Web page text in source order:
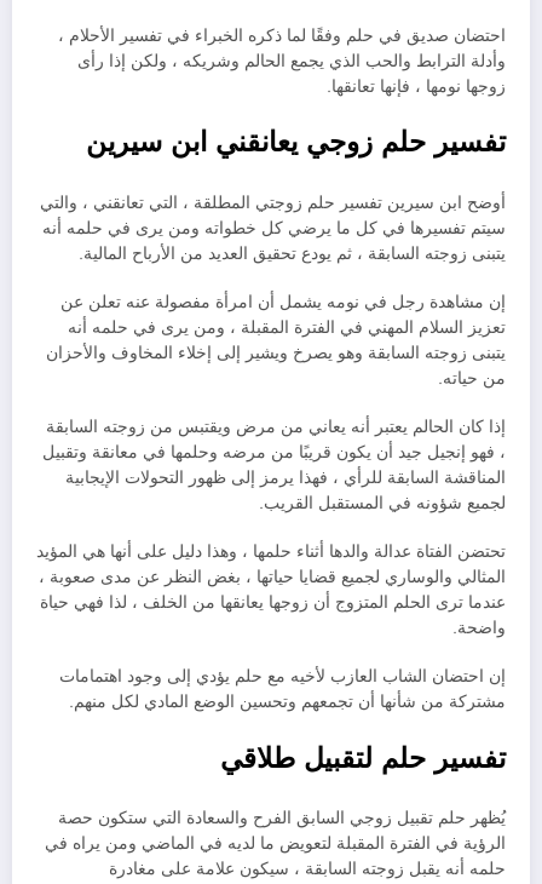
احتضان صديق في حلم وفقًا لما ذكره الخبراء في تفسير الأحلام ،
وأدلة الترابط والحب الذي يجمع الحالم وشريكه ، ولكن إذا رأى
زوجها نومها ، فإنها تعانقها.
تفسير حلم زوجي يعانقني ابن سيرين
أوضح ابن سيرين تفسير حلم زوجتي المطلقة ، التي تعانقني ، والتي
سيتم تفسيرها في كل ما يرضي كل خطواته ومن يرى في حلمه أنه
يتبنى زوجته السابقة ، ثم يودع تحقيق العديد من الأرباح المالية.
إن مشاهدة رجل في نومه يشمل أن امرأة مفصولة عنه تعلن عن
تعزيز السلام المهني في الفترة المقبلة ، ومن يرى في حلمه أنه
يتبنى زوجته السابقة وهو يصرخ ويشير إلى إخلاء المخاوف والأحزان
من حياته.
إذا كان الحالم يعتبر أنه يعاني من مرض ويقتبس من زوجته السابقة
، فهو إنجيل جيد أن يكون قريبًا من مرضه وحلمها في معانقة وتقبيل
المناقشة السابقة للرأي ، فهذا يرمز إلى ظهور التحولات الإيجابية
لجميع شؤونه في المستقبل القريب.
تحتضن الفتاة عدالة والدها أثناء حلمها ، وهذا دليل على أنها هي المؤيد
المثالي والوساري لجميع قضايا حياتها ، بغض النظر عن مدى صعوبة ،
عندما ترى الحلم المتزوج أن زوجها يعانقها من الخلف ، لذا فهي حياة
واضحة.
إن احتضان الشاب العازب لأخيه مع حلم يؤدي إلى وجود اهتمامات
مشتركة من شأنها أن تجمعهم وتحسين الوضع المادي لكل منهم.
تفسير حلم لتقبيل طلاقي
يُظهر حلم تقبيل زوجي السابق الفرح والسعادة التي ستكون حصة
الرؤية في الفترة المقبلة لتعويض ما لديه في الماضي ومن يراه في
حلمه أنه يقبل زوجته السابقة ، سيكون علامة على مغادرة